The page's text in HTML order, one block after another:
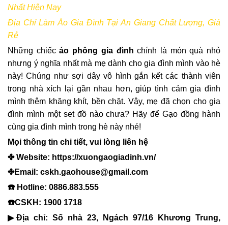
Nhất Hiện Nay
Địa Chỉ Làm Áo Gia Đình Tại An Giang Chất Lượng, Giá
Rẻ
Những chiếcáo phông gia đìnhchính là món quà nhỏ
nhưng ý nghĩa nhất mà mẹ dành cho gia đình mình vào hè
này! Chúng như sợi dây vô hình gắn kết các thành viên
trong nhà xích lại gần nhau hơn, giúp tình cảm gia đình
mình thêm khăng khít, bền chặt. Vậy, mẹ đã chọn cho gia
đình mình một set đồ nào chưa? Hãy để Gạo đồng hành
cùng gia đình mình trong hè này nhé!
Mọi thông tin chi tiết, vui lòng liên hệ
✤ Website: https://xuongaogiadinh.vn/
✤Email: cskh.gaohouse@gmail.com
☎️ Hotline: 0886.883.555
☎️CSKH: 1900 1718
▶Địa chỉ: Số nhà 23, Ngách 97/16 Khương Trung,